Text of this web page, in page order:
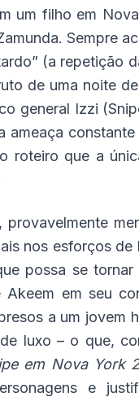
um filho em
Sempre
(a repetição
de uma noite
general Izzi
ameaça constante
roteiro que a
nos esforços de
possa se tornar
em seu
a um jovem
luxo – o que,
em Nova York
e